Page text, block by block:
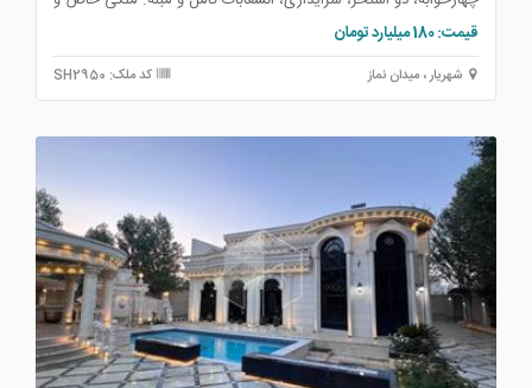
شیک.
قیمت: 180 میلیارد تومان
شهریار ، میدان نماز کد ملک: SH2950